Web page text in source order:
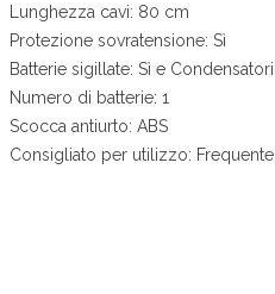
Lunghezza cavi: 80 cm
Protezione sovratensione: Sì
Batterie sigillate: Sì e Condensatori
Numero di batterie: 1
Scocca antiurto: ABS
Consigliato per utilizzo: Frequente